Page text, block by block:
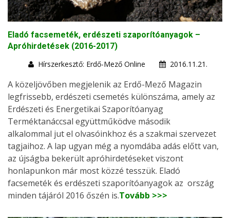
Eladó facsemeték, erdészeti szaporítóanyagok –
Apróhirdetések (2016-2017)
Hírszerkesztő: Erdő-Mező Online
2016.11.21.
A közeljövőben megjelenik az Erdő-Mező Magazin
legfrissebb, erdészeti csemetés különszáma, amely az
Erdészeti és Energetikai Szaporítóanyag
Terméktanáccsal együttműködve második
alkalommal jut el olvasóinkhoz és a szakmai szervezet
tagjaihoz. A lap ugyan még a nyomdába adás előtt van,
az újságba bekerült apróhirdetéseket viszont
honlapunkon már most közzé tesszük. Eladó
facsemeték és erdészeti szaporítóanyagok az ország
minden tájáról 2016 őszén is.Tovább >>>